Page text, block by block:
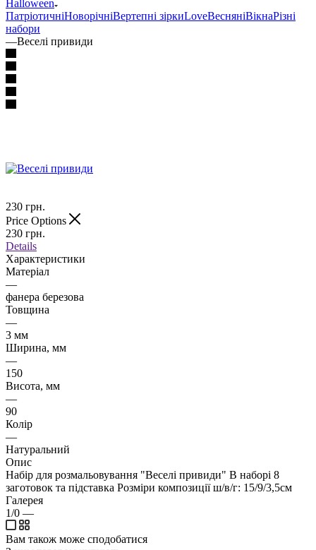
Halloween
ПатріотичніНоворічніВертепні зіркиLoveВесняніВікнаРізні
набори
—Веселі привиди
230 грн.
Price Options
230 грн.
Details
Характеристики
Матеріал
—
фанера березова
Товщина
—
3 мм
Ширина, мм
—
150
Висота, мм
—
90
Колір
—
Натуральний
Опис
Набір для розмальовування "Веселі привиди" В наборі 8
заготовок та підставка Розміри композиції ш/в/г: 15/9/3,5см
Галерея
1/0 —
Вам також може сподобатися